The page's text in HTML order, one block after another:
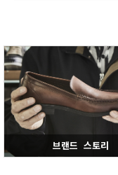
브랜드 스토리